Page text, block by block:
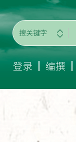
搜关键字
登录 编撰